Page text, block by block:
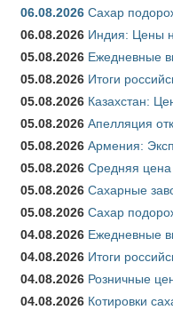
06.08.2026 Сахар
06.08.2026 Индия: Цены
05.08.2026 Ежедневные
05.08.2026 Итоги
05.08.2026 Казахстан:
05.08.2026 Апелляция
05.08.2026 Армения:
05.08.2026 Средняя цена
05.08.2026 Сахарные
05.08.2026 Сахар
04.08.2026 Ежедневные
04.08.2026 Итоги
04.08.2026 Розничные
04.08.2026 Котировки